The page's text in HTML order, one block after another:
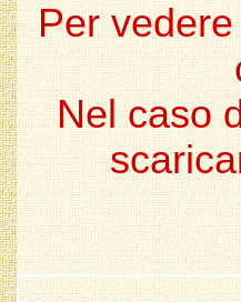
Per
Nel caso